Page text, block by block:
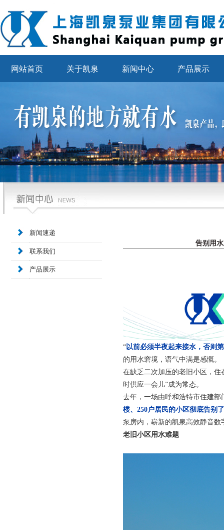
网站首页 关于凯泉 新闻中心 产品展示
新闻速递
联系我们
产品展示
告别用
“以前必须半夜起来接水，否则
的用水窘境，语气中满是感慨。
在缺乏二次加压的老旧小区，住
时供应一会儿”成为常态。
去年，一场由呼和浩特市住建
楼、250户居民的小区彻底告别
泵房内，崭新的凯泉高效静音
老旧小区用水难题